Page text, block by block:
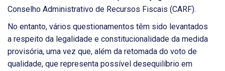
Conselho Administrativo de Recursos Fiscais (CARF).
No entanto, vários questionamentos têm sido levantados
a respeito da legalidade e constitucionalidade da medida
provisória, uma vez que, além da retomada do voto de
qualidade, que representa possível desequilíbrio em